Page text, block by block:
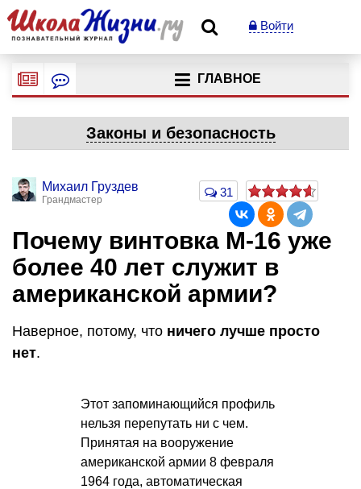
Войти
ГЛАВНОЕ
Законы и безопасность
Михаил Груздев
Грандмастер
31
Почему винтовка М-16 уже
более 40 лет служит в
американской армии?
Наверное, потому, что ничего лучше просто
нет.
Этот запоминающийся профиль
нельзя перепутать ни с чем.
Принятая на вооружение
американской армии 8 февраля
1964 года, автоматическая